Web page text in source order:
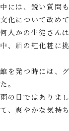
中には、鋭い質問
文化について改め
何人かの生徒さん
中、眉の紅化粧に
館を発つ時には、
た。
雨の日ではありま
て、爽やかな気持